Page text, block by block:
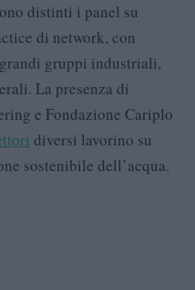
distinti i panel su
di network, con
gruppi industriali,
La presenza di
e Fondazione Cariplo
diversi lavorino su
sostenibile dell’acqua.